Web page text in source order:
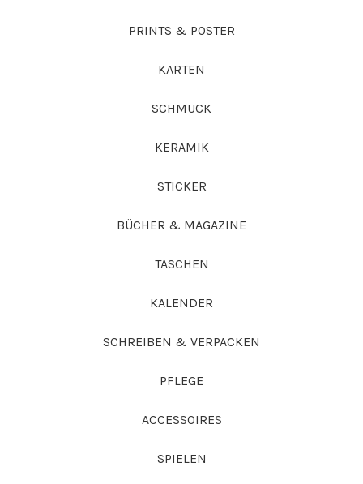
PRINTS & POSTER
KARTEN
SCHMUCK
KERAMIK
STICKER
BÜCHER & MAGAZINE
TASCHEN
KALENDER
SCHREIBEN & VERPACKEN
PFLEGE
ACCESSOIRES
SPIELEN